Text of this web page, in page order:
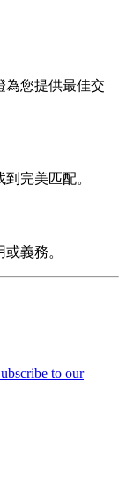
為您提供最佳交
完美匹配。
義務。
to our